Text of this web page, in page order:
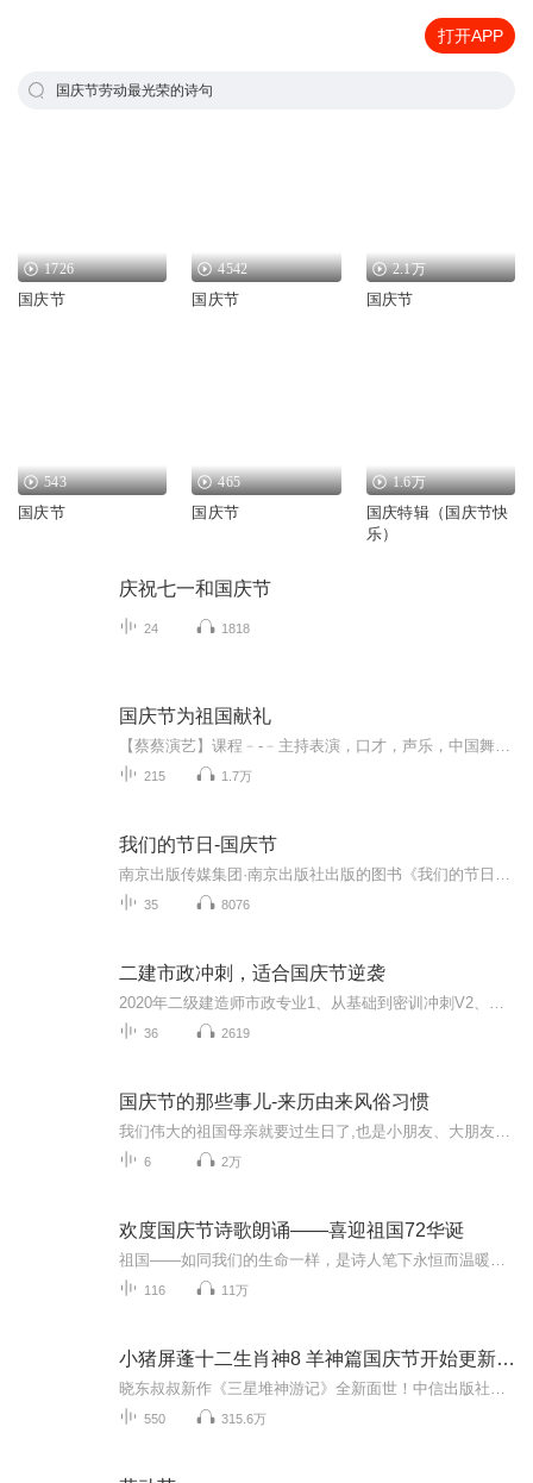
打开APP
国庆节劳动最光荣的诗句
1726
国庆节
4542
国庆节
2.1万
国庆节
543
国庆节
465
国庆节
1.6万
国庆特辑（国庆节快
乐）
庆祝七一和国庆节
24 1818
国庆节为祖国献礼
215 1.7万
我们的节日-国庆节
35 8076
二建市政冲刺，适合国庆节逆袭
36 2619
国庆节的那些事儿-来历由来风俗习惯
6 2万
欢度国庆节诗歌朗诵——喜迎祖国72华诞
116 11万
小猪屏蓬十二生肖神8 羊神篇国庆节开始更新啦！
550 315.6万